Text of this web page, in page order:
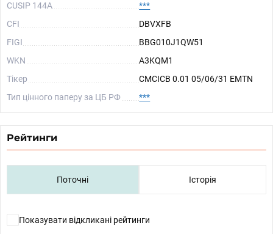
CUSIP 144A
***
CFI
DBVXFB
FIGI
BBG010J1QW51
WKN
A3KQM1
Тікер
CMCICB 0.01 05/06/31 EMTN
Тип цінного паперу за ЦБ РФ
***
Рейтинги
Поточні Історія
Показувати відкликані рейтинги